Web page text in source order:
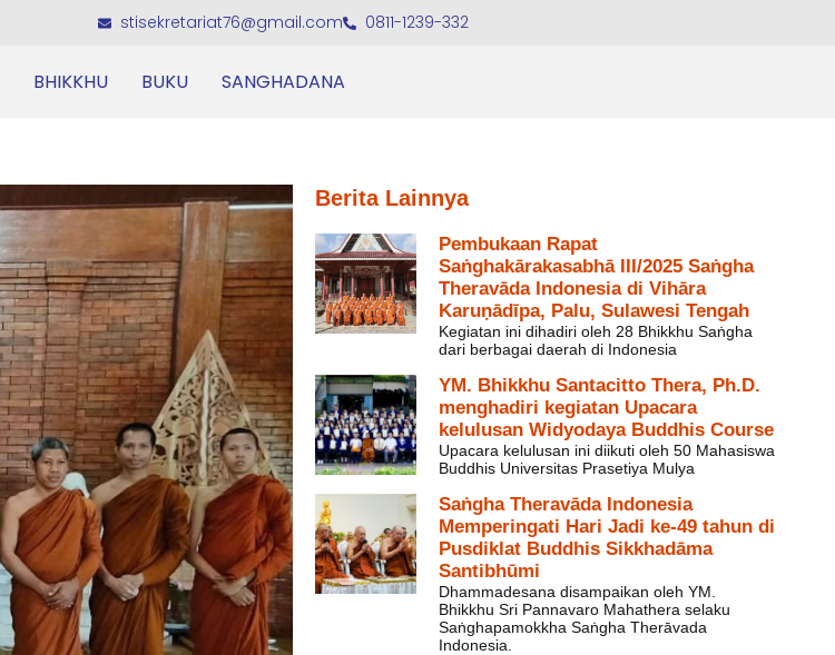
stisekretariat76@gmail.com 0811-1239-332
BHIKKHU BUKU SANGHADANA
Berita Lainnya
Pembukaan Rapat
Saṅghakārakasabhā III/2025 Saṅgha
Theravāda Indonesia di Vihāra
Karuṇādīpa, Palu, Sulawesi Tengah
Kegiatan ini dihadiri oleh 28 Bhikkhu Saṅgha
dari berbagai daerah di Indonesia
YM. Bhikkhu Santacitto Thera, Ph.D.
menghadiri kegiatan Upacara
kelulusan Widyodaya Buddhis Course
Upacara kelulusan ini diikuti oleh 50 Mahasiswa
Buddhis Universitas Prasetiya Mulya
Saṅgha Theravāda Indonesia
Memperingati Hari Jadi ke-49 tahun di
Pusdiklat Buddhis Sikkhadāma
Santibhūmi
Dhammadesana disampaikan oleh YM.
Bhikkhu Sri Pannavaro Mahathera selaku
Saṅghapamokkha Saṅgha Therāvada
Indonesia.